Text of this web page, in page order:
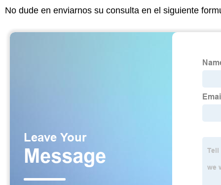
No dude en enviarnos su consulta en el siguiente